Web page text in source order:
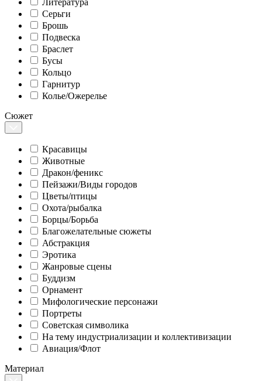
Серьги
Брошь
Подвеска
Браслет
Бусы
Кольцо
Гарнитур
Колье/Ожерелье
Сюжет
Красавицы
Животные
Дракон/феникс
Пейзажи/Виды городов
Цветы/птицы
Охота/рыбалка
Борцы/Борьба
Благожелательные сюжеты
Абстракция
Эротика
Жанровые сцены
Буддизм
Орнамент
Мифологические персонажи
Портреты
Советская символика
На тему индустриализации и коллективизации
Авиация/Флот
Материал